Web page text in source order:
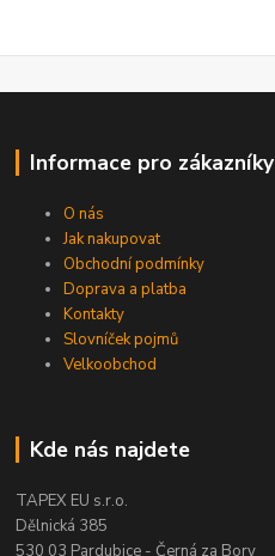
Informace pro zákazníky
O nás
Jak nakupovat
Obchodní podmínky
Doprava a platba
Kontakty
Slovníček pojmů
Velkoobchod
Kde nás najdete
TAPEX EU s.r.o.
Dělnická 385
530 03 Pardubice - Černá za Bory